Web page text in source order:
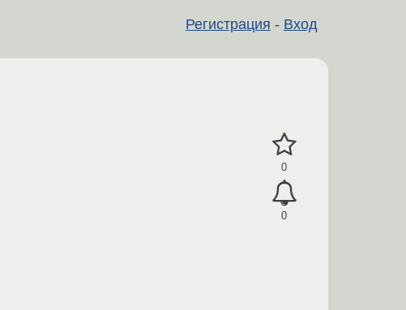
Регистрация - Вход
0
0